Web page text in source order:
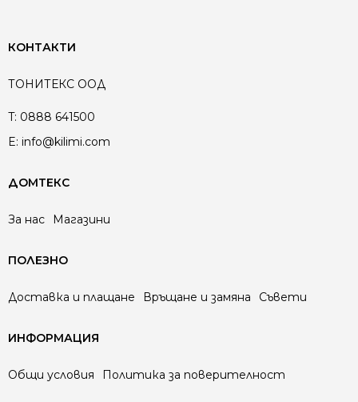
КОНТАКТИ
ТОНИТЕКС ООД
T: 0888 641500
E: info@kilimi.com
ДОМТЕКС
За нас Магазини
ПОЛЕЗНО
Доставка и плащане Връщане и замяна Съвети
ИНФОРМАЦИЯ
Общи условия Политика за поверителност